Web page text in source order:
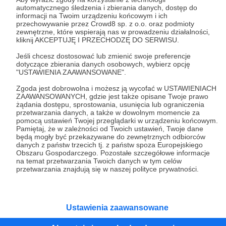
automatycznego śledzenia i zbierania danych, dostęp do
informacji na Twoim urządzeniu końcowym i ich
przechowywanie przez Crowd8 sp. z o.o. oraz podmioty
zewnętrzne, które wspierają nas w prowadzeniu działalności,
kliknij AKCEPTUJĘ I PRZECHODZĘ DO SERWISU.
Jeśli chcesz dostosować lub zmienić swoje preferencje
dotyczące zbierania danych osobowych, wybierz opcję
"USTAWIENIA ZAAWANSOWANE".
Zgoda jest dobrowolna i możesz ją wycofać w USTAWIENIACH
ZAAWANSOWANYCH, gdzie jest także opisane Twoje prawo
żądania dostępu, sprostowania, usunięcia lub ograniczenia
przetwarzania danych, a także w dowolnym momencie za
pomocą ustawień Twojej przeglądarki w urządzeniu końcowym.
Pamiętaj, że w zależności od Twoich ustawień, Twoje dane
będą mogły być przekazywane do zewnętrznych odbiorców
danych z państw trzecich tj. z państw spoza Europejskiego
Obszaru Gospodarczego. Pozostałe szczegółowe informacje
na temat przetwarzania Twoich danych w tym celów
przetwarzania znajdują się w naszej polityce prywatności.
Ustawienia zaawansowane
Tak, przejdź do strony
Pozostań na Patronite
Kategorie
O Patronite
Dodatkowe produkty
Pomoc
RegulaminPolityka prywatnościPatronite Commons